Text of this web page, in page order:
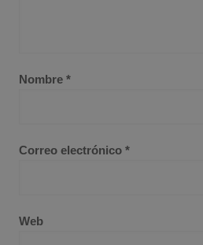
Nombre *
Correo electrónico *
Web